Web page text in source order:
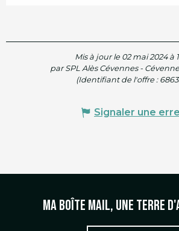
Mis à jour le 02 mai 2024 à
par SPL Alès Cévennes -
(Identifiant de l'offre :
Signaler une
Ma boîte mail, une terre